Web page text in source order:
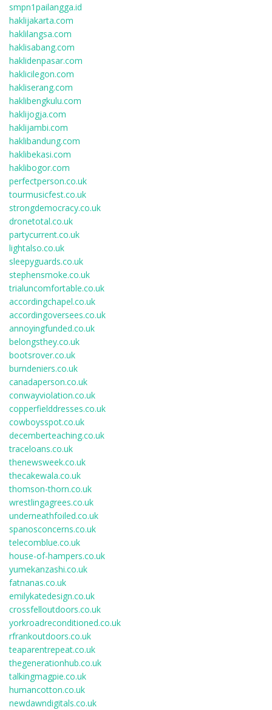
smpn1pailangga.id
haklijakarta.com
haklilangsa.com
haklisabang.com
haklidenpasar.com
haklicilegon.com
hakliserang.com
haklibengkulu.com
haklijogja.com
haklijambi.com
haklibandung.com
haklibekasi.com
haklibogor.com
perfectperson.co.uk
tourmusicfest.co.uk
strongdemocracy.co.uk
dronetotal.co.uk
partycurrent.co.uk
lightalso.co.uk
sleepyguards.co.uk
stephensmoke.co.uk
trialuncomfortable.co.uk
accordingchapel.co.uk
accordingoversees.co.uk
annoyingfunded.co.uk
belongsthey.co.uk
bootsrover.co.uk
burndeniers.co.uk
canadaperson.co.uk
conwayviolation.co.uk
copperfielddresses.co.uk
cowboysspot.co.uk
decemberteaching.co.uk
traceloans.co.uk
thenewsweek.co.uk
thecakewala.co.uk
thomson-thorn.co.uk
wrestlingagrees.co.uk
underneathfoiled.co.uk
spanosconcerns.co.uk
telecomblue.co.uk
house-of-hampers.co.uk
yumekanzashi.co.uk
fatnanas.co.uk
emilykatedesign.co.uk
crossfelloutdoors.co.uk
yorkroadreconditioned.co.uk
rfrankoutdoors.co.uk
teaparentrepeat.co.uk
thegenerationhub.co.uk
talkingmagpie.co.uk
humancotton.co.uk
newdawndigitals.co.uk